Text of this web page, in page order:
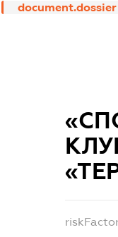
document.dossier